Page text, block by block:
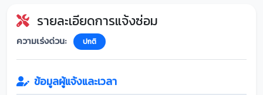
รายละเอียดการแจ้งซ่อม
ความเร่งด่วน: ปกติ
ข้อมูลผู้แจ้งและเวลา